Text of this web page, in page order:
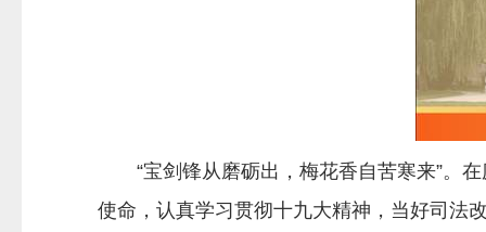
“宝剑锋从磨砺出，梅花香自苦寒来”。在
使命，认真学习贯彻十九大精神，当好司法